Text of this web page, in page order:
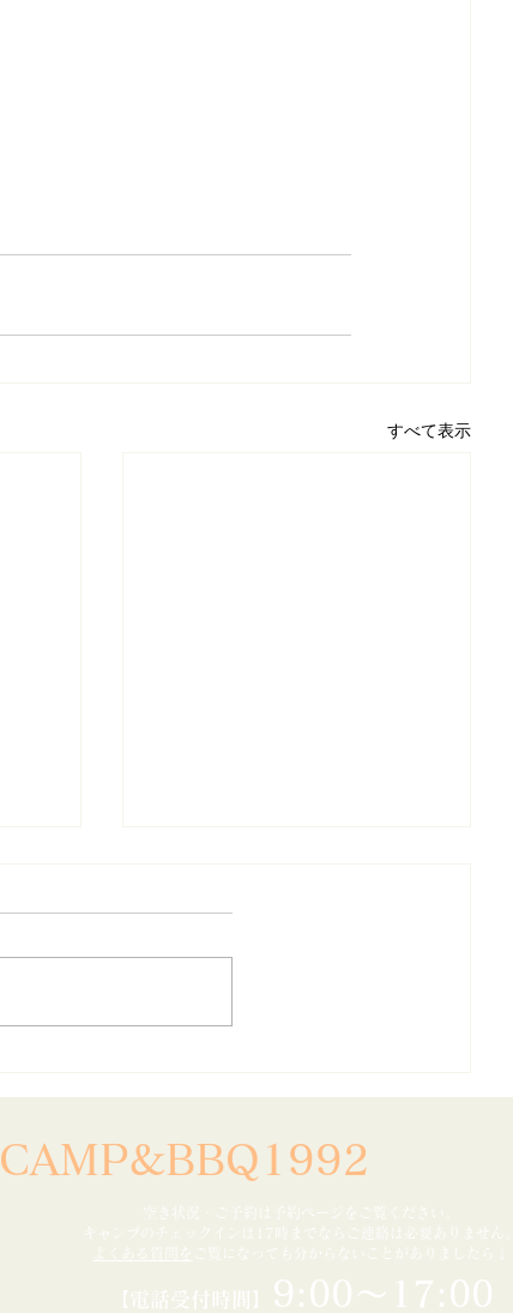
すべて表示
らせ
CAMP&BBQ1992
空き状況・ご予約は予約ページをご覧ください。
​キャンプのチェックインは17時までなら
ご連絡は必要ありません。
​よくある質問を
ご覧になっても分からないことがありましたら↓
電話受付時間】 9:00～17:00